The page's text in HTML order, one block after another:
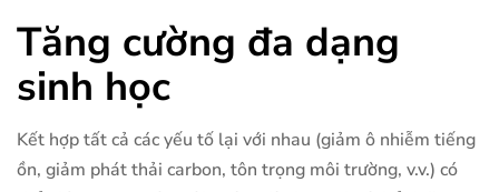
Tăng cường đa dạng
sinh học
Kết hợp tất cả các yếu tố lại với nhau (giảm ô nhiễm tiếng
ồn, giảm phát thải carbon, tôn trọng môi trường, v.v.) có